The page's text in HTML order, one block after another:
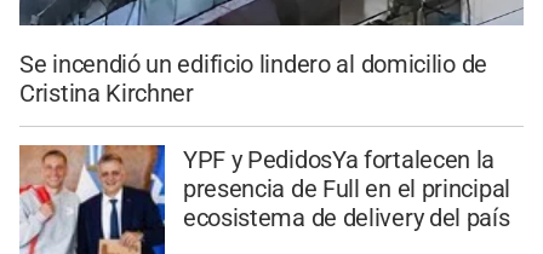
Se incendió un edificio lindero al domicilio de
Cristina Kirchner
YPF y PedidosYa fortalecen la
presencia de Full en el principal
ecosistema de delivery del país